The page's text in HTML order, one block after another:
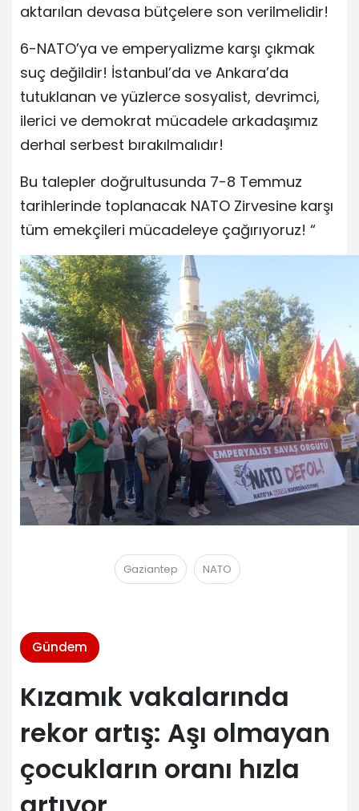
aktarılan devasa bütçelere son verilmelidir!
6-NATO’ya ve emperyalizme karşı çıkmak
suç değildir! İstanbul’da ve Ankara’da
tutuklanan ve yüzlerce sosyalist, devrimci,
ilerici ve demokrat mücadele arkadaşımız
derhal serbest bırakılmalıdır!
Bu talepler doğrultusunda 7-8 Temmuz
tarihlerinde toplanacak NATO Zirvesine karşı
tüm emekçileri mücadeleye çağırıyoruz! “
Gaziantep NATO
Gündem
Kızamık vakalarında
rekor artış: Aşı olmayan
çocukların oranı hızla